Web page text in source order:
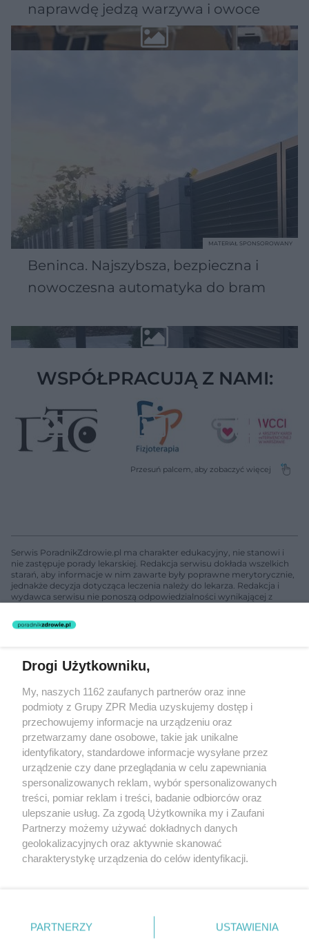
naprawdę jedzą warzywa i owoce
Beninca. Najszybsza, bezpieczna i
nowoczesna automatyka do bram
MATERIAŁ SPONSOROWANY
WSPÓŁPRACUJĄ Z NAMI:
Serwis PoradnikZdrowie.pl ma charakter edukacyjny, nie stanowi i
nie zastępuje porady lekarskiej. Redakcja serwisu dokłada wszelkich
starań, aby informacje w nim zawarte były poprawne merytorycznie,
jednakże decyzja dotycząca leczenia należy do lekarza. Redakcja i
wydawca serwisu nie ponoszą odpowiedzialności wynikającej z
nie prowadzi działalności leczniczej polegającej na udzielaniu
świadczeń zdrowotnych w rozumieniu art. 3 ust 1 ustawy o
Żaden utwór zamieszczony w serwisie nie może być powielany i
rozpowszechniany lub dalej rozpowszechniany w jakikolwiek sposób
(w tym także elektroniczny lub mechaniczny) na jakimkolwiek polu
eksploatacji w jakiejkolwiek formie, włącznie z umieszczaniem w
Internecie bez pisemnej zgody właściciela praw. Jakiekolwiek użycie
lub wykorzystanie utworów w całości lub w części z naruszeniem
prawa, tzn. bez właściwej zgody, jest zabronione pod groźbą kary i
może być ścigane prawnie.
O nas
Nasze serwisy
Drogi Użytkowniku,
My, naszych 1162 zaufanych partnerów oraz inne
podmioty z Grupy ZPR Media uzyskujemy dostęp i
przechowujemy informacje na urządzeniu oraz
przetwarzamy dane osobowe, takie jak unikalne
identyfikatory, standardowe informacje wysyłane przez
urządzenie czy dane przeglądania w celu zapewniania
spersonalizowanych reklam, wybór spersonalizowanych
treści, pomiar reklam i treści, badanie odbiorców oraz
ulepszanie usług. Za zgodą Użytkownika my i Zaufani
Partnerzy możemy używać dokładnych danych
geolokalizacyjnych oraz aktywnie skanować
charakterystykę urządzenia do celów identyfikacji.
zmienić/wycofać klikając przycisk ustawień prywatności
znajdujący się w lewym dolnym rogu strony
PARTNERZY USTAWIENIA